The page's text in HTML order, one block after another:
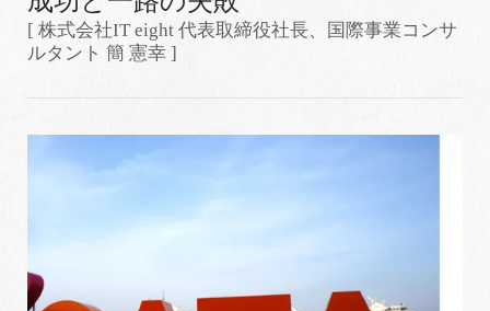
[ 株式会社IT eight 代表取締役社長、国際事業コンサ
ルタント 簡 憲幸 ]